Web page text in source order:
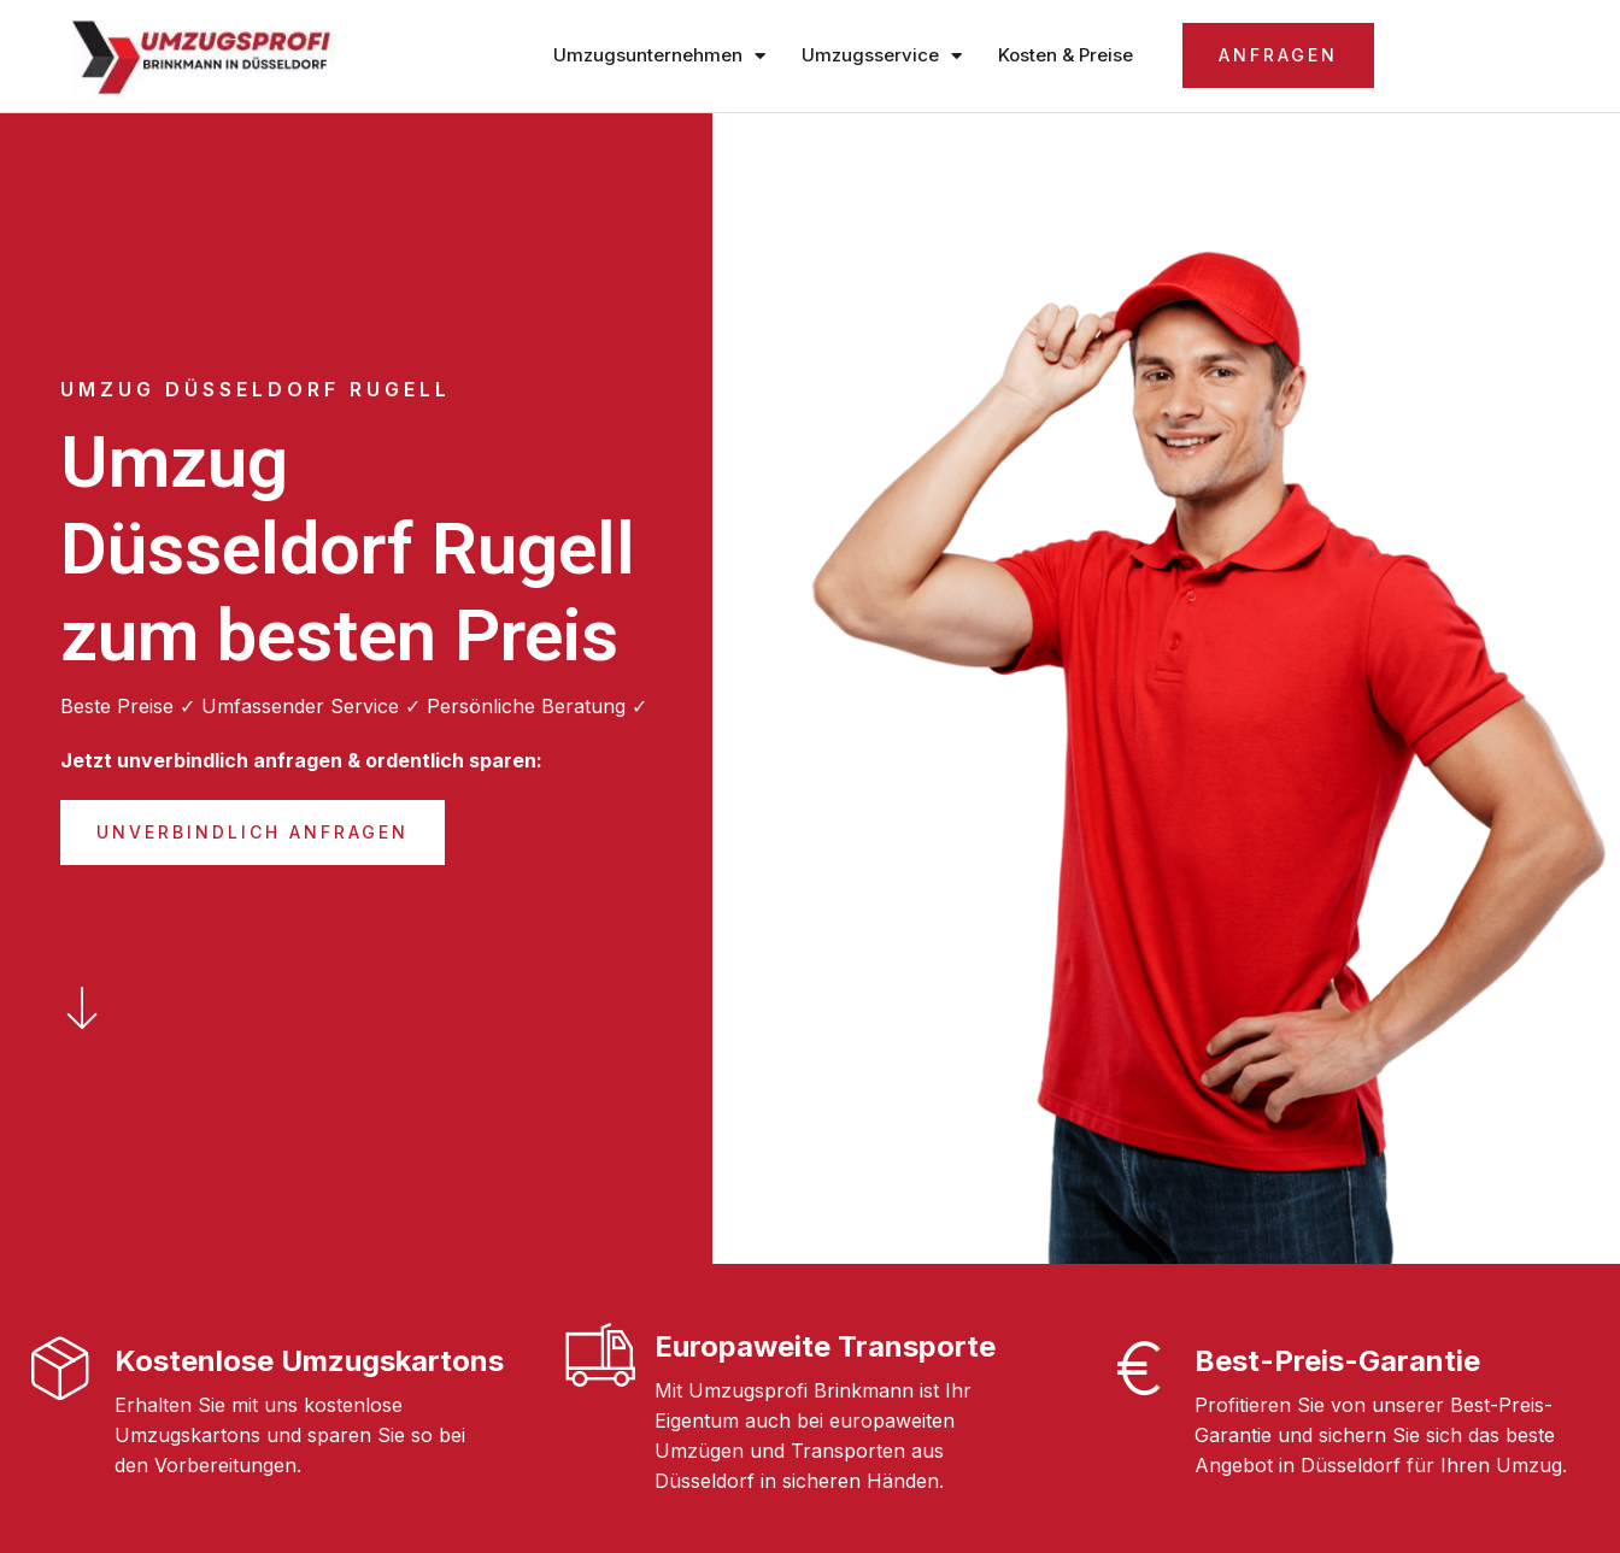
Umzugsunternehmen Umzugsservice Kosten & Preise ANFRAGEN
UMZUG DÜSSELDORF RUGELL
Umzug
Düsseldorf Rugell
zum besten Preis
Beste Preise ✓ Umfassender Service ✓ Persönliche Beratung ✓
Jetzt unverbindlich anfragen & ordentlich sparen:
UNVERBINDLICH ANFRAGEN
Kostenlose Umzugskartons
Erhalten Sie mit uns kostenlose
Umzugskartons und sparen Sie so bei
den Vorbereitungen.
Europaweite Transporte
Mit Umzugsprofi Brinkmann ist Ihr
Eigentum auch bei europaweiten
Umzügen und Transporten aus
Düsseldorf in sicheren Händen.
Best-Preis-Garantie
Profitieren Sie von unserer Best-Preis-
Garantie und sichern Sie sich das beste
Angebot in Düsseldorf für Ihren Umzug.